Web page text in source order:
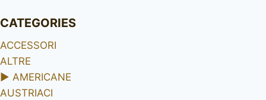
CATEGORIES
ACCESSORI
ALTRE
► AMERICANE
AUSTRIACI